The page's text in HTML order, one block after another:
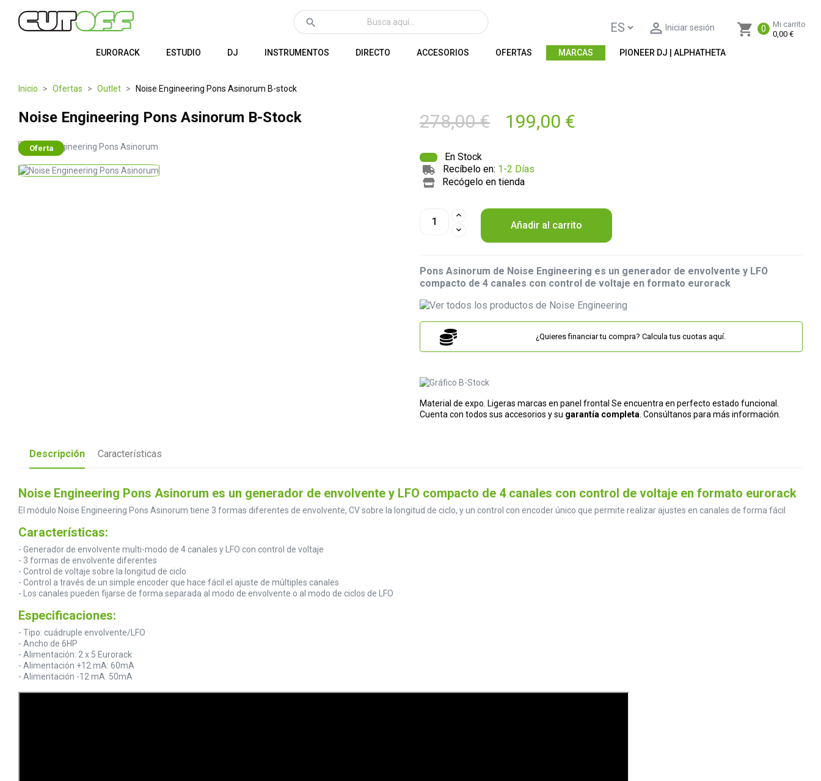
shopping_cart 0
Mi carrito
0,00 €
 Iniciar sesión
search
EURORACK ESTUDIO DJ INSTRUMENTOS DIRECTO ACCESORIOS OFERTAS MARCAS PIONEER DJ | ALPHATHETA
Inicio Ofertas Outlet Noise Engineering Pons Asinorum B-stock
Noise Engineering Pons Asinorum B-Stock
Oferta
278,00 € 199,00 €
En Stock
Recíbelo en: 1-2 Días
Recógelo en tienda
Añadir al carrito
Pons Asinorum de Noise Engineering es un generador de envolvente y LFO
compacto de 4 canales con control de voltaje en formato eurorack
¿Quieres financiar tu compra? Calcula tus cuotas aquí.
Material de expo. Ligeras marcas en panel frontal Se encuentra en perfecto estado funcional.
Cuenta con todos sus accesorios y su garantía completa . Consúltanos para más información.
Descripción Características
Noise Engineering Pons Asinorum es un generador de envolvente y LFO compacto de 4 canales con control de voltaje en formato eurorack
El módulo Noise Engineering Pons Asinorum tiene 3 formas diferentes de envolvente, CV sobre la longitud de ciclo, y un control con encoder único que permite realizar ajustes en canales de forma fácil
Características:
- Generador de envolvente multi-modo de 4 canales y LFO con control de voltaje
- 3 formas de envolvente diferentes
- Control de voltaje sobre la longitud de ciclo
- Control a través de un simple encoder que hace fácil el ajuste de múltiples canales
- Los canales pueden fijarse de forma separada al modo de envolvente o al modo de ciclos de LFO
Especificaciones:
- Tipo: cuádruple envolvente/LFO
- Ancho de 6HP
- Alimentación: 2 x 5 Eurorack
- Alimentación +12 mA: 60mA
- Alimentación -12 mA: 50mA